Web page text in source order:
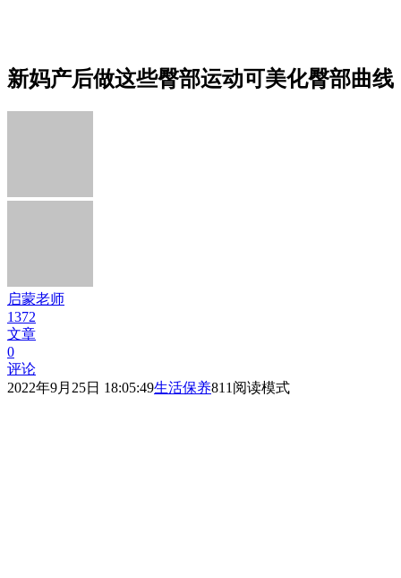
新妈产后做这些臀部运动可美化臀部曲线
启蒙老师
1372
文章
0
评论
2022年9月25日 18:05:49生活保养811 阅读模式